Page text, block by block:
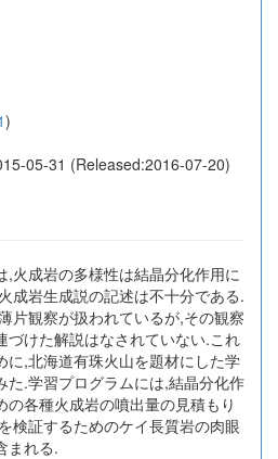
)
05-31 (Released:2016-07-20)
,火成岩の多様性は結晶分化作用に
成岩生成説の記述は不十分である.
片観察が扱われているが,その観察
づけた解説はなされていない.これ
に,北海道有珠火山を題材にした学
た.学習プログラムには,結晶分化作
の各種火成岩の噴出量の見積もり
検証するためのケイ長質岩の肉眼
まれる.